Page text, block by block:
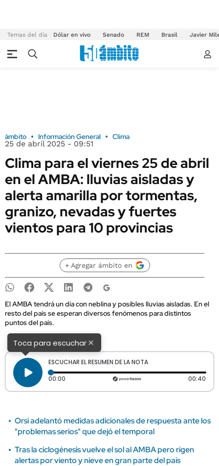
Temas del día Dólar en vivo Senado REM Brasil Javier
ámbito Información General Clima
25 de abril 2025 - 09:51
Clima para el viernes 25 de abril
en el AMBA: lluvias aisladas y
alerta amarilla por tormentas,
granizo, nevadas y fuertes
vientos para 10 provincias
+ Agregar ámbito en
El AMBA tendrá un día con neblina y posibles lluvias aisladas. En el
resto del país se esperan diversos fenómenos para distintos
puntos del país.
Toca para escuchar×
ESCUCHAR EL RESUMEN DE LA NOTA
00:00 Tiempo transcurrido: 0 segundos 00:40
Orsi adelantó medidas adicionales de respuesta ante los
"problemas serios" que dejó el temporal
Tras la ciclogénesis vuelve el sol al AMBA pero rigen
alertas por viento y nieve en gran parte del país